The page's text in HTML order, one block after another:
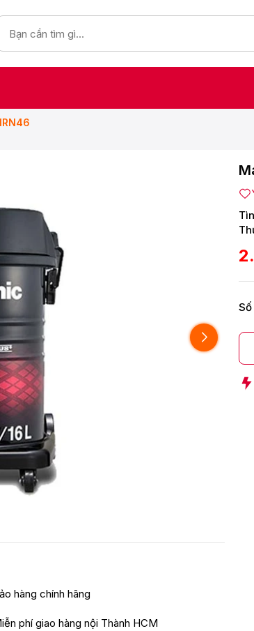
hàng chính hãng
phí giao hàng nội Thành HCM